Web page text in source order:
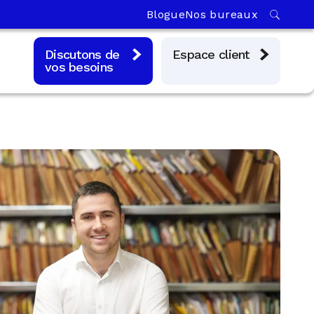
BlogueNos bureaux
Discutons de
vos besoins
Espace client